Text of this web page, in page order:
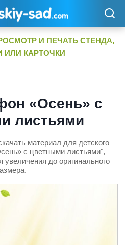
И ПЕЧАТЬ СТЕНДА,
ИЛИ КАРТОЧКИ
«Осень» с
листьями
материал для детского
с цветными листьями",
увеличения до оригинального